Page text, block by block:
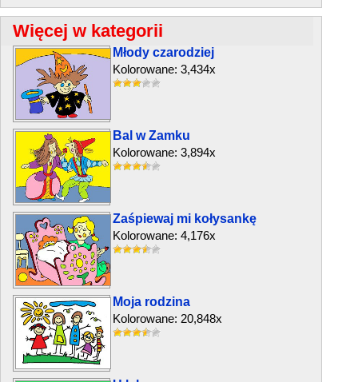
Więcej w kategorii
Młody czarodziej
Kolorowane: 3,434x
Bal w Zamku
Kolorowane: 3,894x
Zaśpiewaj mi kołysankę
Kolorowane: 4,176x
Moja rodzina
Kolorowane: 20,848x